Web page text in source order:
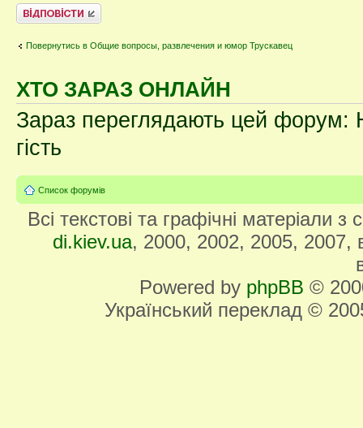
Відповісти
Повернутись в Общие вопросы, развлечения и юмор Трускавец
ХТО ЗАРАЗ ОНЛАЙН
Зараз переглядають цей форум:
гість
Список форумів
Всі текстові та графічні матеріали
di.kiev.ua, 2000, 2002, 2005, 2007,
Powered by phpBB ©
Український переклад ©